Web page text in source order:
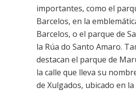
importantes, como el
Barcelos, en la
Barcelos, o el parque de
la Rúa do Santo Amaro.
destacan el parque de
la calle que lleva su
de Xulgados, ubicado en la